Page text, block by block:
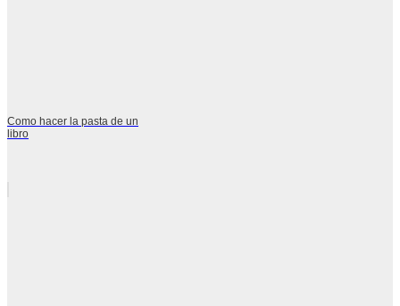
Como hacer la pasta de un
libro